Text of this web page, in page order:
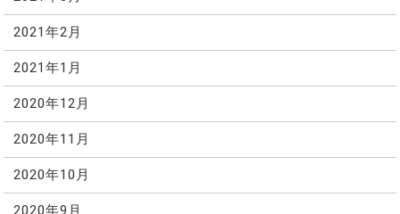
2021年2月
2021年1月
2020年12月
2020年11月
2020年10月
2020年9月